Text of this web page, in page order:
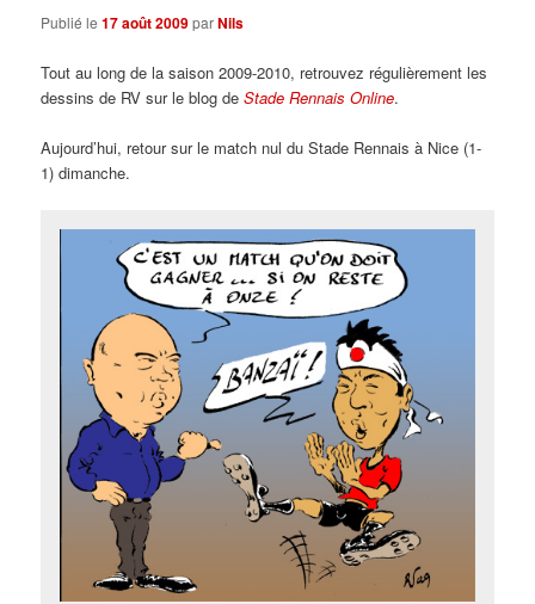
Publié le17 août 2009parNils
Tout au long de la saison 2009-2010, retrouvez régulièrement les
dessins de RV sur le blog deStade Rennais Online.
Aujourd’hui, retour sur le match nul du Stade Rennais à Nice (1-
1) dimanche.